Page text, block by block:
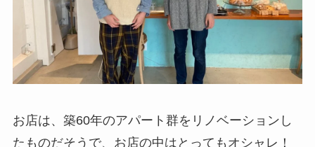
お店は、築60年のアパート群をリノベーションし
たものだそうで、お店の中はとってもオシャレ！